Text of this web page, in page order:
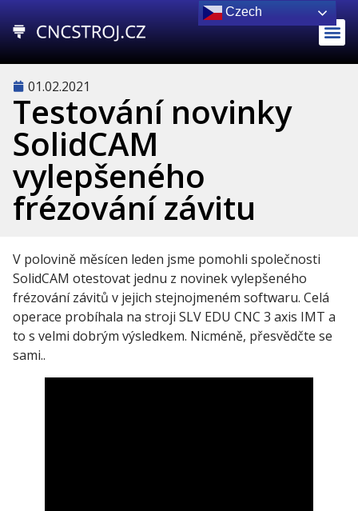
01.02.2021
Testování novinky
SolidCAM
vylepšeného
frézování závitu
V polovině měsícen leden jsme pomohli společnosti
SolidCAM otestovat jednu z novinek vylepšeného
frézování závitů v jejich stejnojmeném softwaru. Celá
operace probíhala na stroji SLV EDU CNC 3 axis IMT a
to s velmi dobrým výsledkem. Nicméně, přesvědčte se
sami..
Czech